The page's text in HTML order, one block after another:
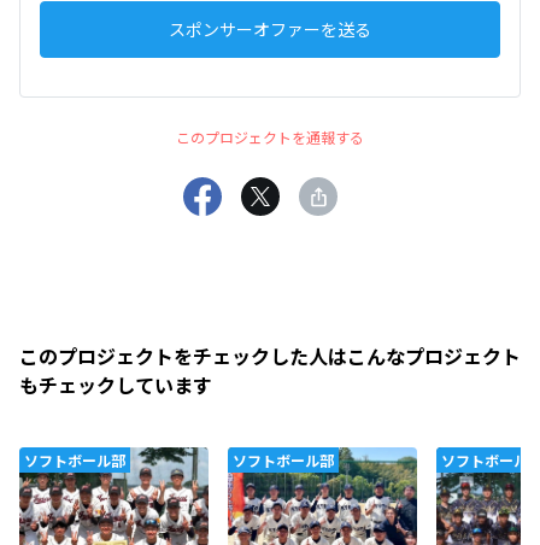
スポンサーオファーを送る
このプロジェクトを通報する
このプロジェクトをチェックした人はこんなプロジェクト
もチェックしています
ソフトボール部 ソフトボール部 ソフトボール